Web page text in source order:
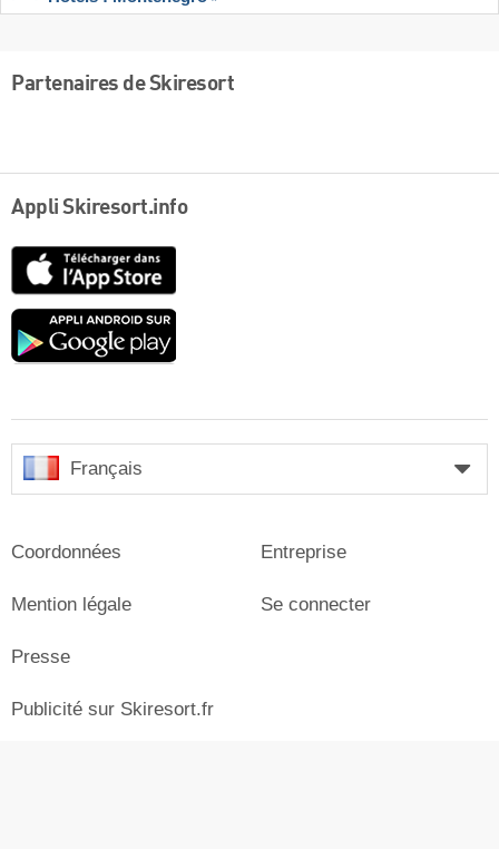
Partenaires de Skiresort
Appli Skiresort.info
Google
Français
Coordonnées
Mention légale
Presse
Entreprise
Se connecter
Publicité sur Skiresort.fr